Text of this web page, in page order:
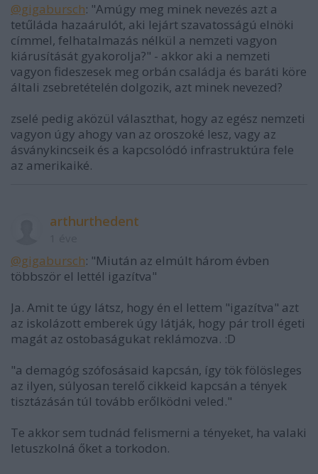
@gigabursch: "Amúgy meg minek nevezés azt a
tetűláda hazaárulót, aki lejárt szavatosságú elnöki
címmel, felhatalmazás nélkül a nemzeti vagyon
kiárusítását gyakorolja?" - akkor aki a nemzeti
vagyon fideszesek meg orbán családja és baráti köre
általi zsebretételén dolgozik, azt minek nevezed?
zselé pedig aközül választhat, hogy az egész nemzeti
vagyon úgy ahogy van az oroszoké lesz, vagy az
ásványkincseik és a kapcsolódó infrastruktúra fele
az amerikaiké.
arthurthedent
@gigabursch: "Miután az elmúlt három évben
többször el lettél igazítva"
Ja. Amit te úgy látsz, hogy én el lettem "igazítva" azt
az iskolázott emberek úgy látják, hogy pár troll égeti
magát az ostobaságukat reklámozva. :D
"a demagóg szófosásaid kapcsán, így tök fölösleges
az ilyen, súlyosan terelő cikkeid kapcsán a tények
tisztázásán túl tovább erőlködni veled."
Te akkor sem tudnád felismerni a tényeket, ha valaki
letuszkolná őket a torkodon.